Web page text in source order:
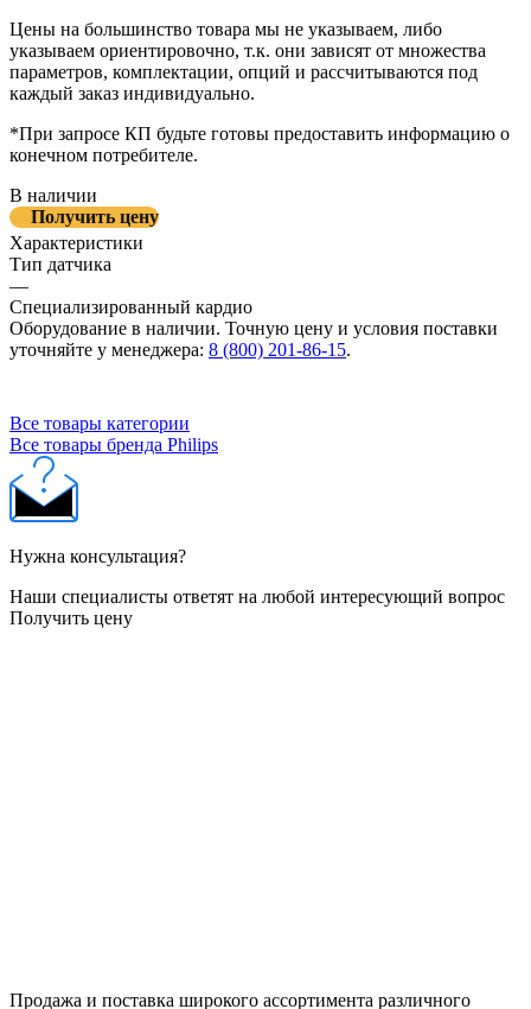
Цены на большинство товара мы не указываем, либо
указываем ориентировочно, т.к. они зависят от множества
параметров, комплектации, опций и рассчитываются под
каждый заказ индивидуально.
*При запросе КП будьте готовы предоставить информацию о
конечном потребителе.
В наличии
Получить цену
Характеристики
Тип датчика
—
Специализированный кардио
Оборудование в наличии. Точную цену и условия поставки
уточняйте у менеджера: 8 (800) 201-86-15.
Все товары категории
Все товары бренда Philips
Нужна консультация?
Наши специалисты ответят на любой интересующий вопрос
Получить цену
Продажа и поставка широкого ассортимента различного